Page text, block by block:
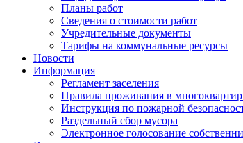
Планы работ
Сведения о стоимости работ
Учредительные документы
Тарифы на коммунальные ресурсы
Новости
Информация
Регламент заселения
Правила проживания в
Инструкция по пожарной
Раздельный сбор мусора
Электронное голосование